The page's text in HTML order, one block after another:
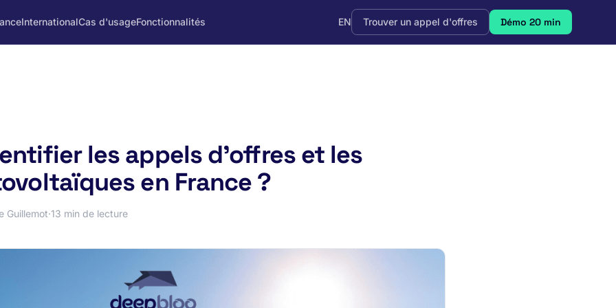
InternationalCas d'usageFonctionnalités EN Trouver un appel d'offres Démo 20 min
les appels d'offres et les
en France ?
Guillemot·13 min de lecture